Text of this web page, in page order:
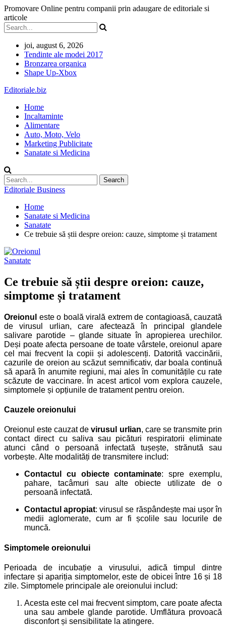
Promovare Online pentru companii prin adaugare de editoriale si
articole
joi, august 6, 2026
Tendinte ale modei 2017
Bronzarea organica
Shape Up-Xbox
Editoriale.biz
Home
Incaltaminte
Alimentare
Auto, Moto, Velo
Marketing Publicitate
Sanatate si Medicina
Editoriale Business
Home
Sanatate si Medicina
Sanatate
Ce trebuie să știi despre oreion: cauze, simptome și tratament
Sanatate
Ce trebuie să știi despre oreion: cauze,
simptome și tratament
Oreionul este o boală virală extrem de contagioasă, cauzată
de virusul urlian, care afectează în principal glandele
salivare parotide – glande situate în apropierea urechilor.
Deși poate afecta persoane de toate vârstele, oreionul apare
cel mai frecvent la copii și adolescenți. Datorită vaccinării,
cazurile de oreion au scăzut semnificativ, dar boala continuă
să apară în anumite regiuni, mai ales în comunitățile cu rate
scăzute de vaccinare. În acest articol vom explora cauzele,
simptomele și opțiunile de tratament pentru oreion.
Cauzele oreionului
Oreionul este cauzat devirusul urlian, care se transmite prin
contact direct cu saliva sau picături respiratorii eliminate
atunci când o persoană infectată tușește, strănută sau
vorbește. Alte modalități de transmitere includ:
Contactul cu obiecte contaminate: spre exemplu,
pahare, tacâmuri sau alte obiecte utilizate de o
persoană infectată.
Contactul apropiat: virusul se răspândește mai ușor în
medii aglomerate, cum ar fi școlile sau locurile de
muncă.
Simptomele oreionului
Perioada de incubație a virusului, adică timpul dintre
infectare și apariția simptomelor, este de obicei între 16 și 18
zile. Simptomele principale ale oreionului includ:
Acesta este cel mai frecvent simptom, care poate afecta
una sau ambele glande parotide. Umflătura provoacă
disconfort și sensibilitate la atingere.